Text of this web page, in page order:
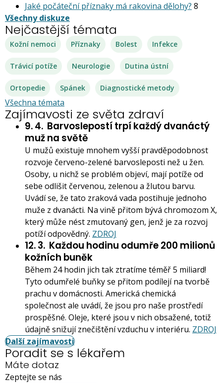
Jaké počáteční příznaky má rakovina dělohy? 8
Všechny diskuze
Nejčastější témata
Kožní nemoci Příznaky Bolest Infekce
Trávicí potíže Neurologie Dutina ústní
Ortopedie Spánek Diagnostické metody
Všechna témata
Zajímavosti ze světa zdraví
9. 4. Barvoslepostí trpí každý dvanáctý
muž na světě
U mužů existuje mnohem vyšší pravděpodobnost
rozvoje červeno-zelené barvosleposti než u žen.
Osoby, u nichž se problém objeví, mají potíže od
sebe odlišit červenou, zelenou a žlutou barvu.
Uvádí se, že tato zraková vada postihuje jednoho
muže z dvanácti. Na vině přitom bývá chromozom X,
který může nést zmutovaný gen, jenž je za rozvoj
potíží odpovědný. ZDROJ
12. 3. Každou hodinu odumře 200 milionů
kožních buněk
Během 24 hodin jich tak ztratíme téměř 5 miliard!
Tyto odumřelé buňky se přitom podílejí na tvorbě
prachu v domácnosti. Americká chemická
společnost ale uvádí, že jsou pro naše prostředí
prospěšné. Oleje, které jsou v nich obsažené, totiž
údajně snižují znečištění vzduchu v interiéru. ZDROJ
Další zajímavosti
Poradit se s lékařem
Máte dotaz
Zeptejte se nás